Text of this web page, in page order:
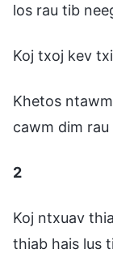
los rau tib
Koj txoj kev
Khetos
cawm dim
2
Koj ntxuav
thiab hais lus